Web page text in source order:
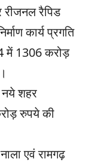
रीजनल रैपिड
कार्य प्रगति
में 1306 करोड़
नये शहर
रुपये की
एवं रामगढ़